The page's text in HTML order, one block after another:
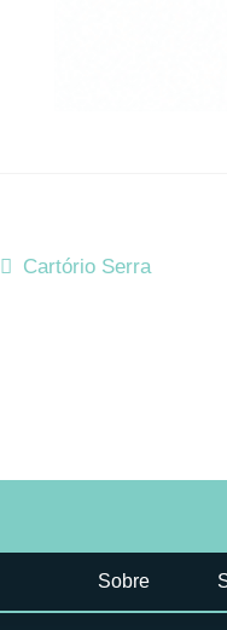
Cartório Serra
Sobre